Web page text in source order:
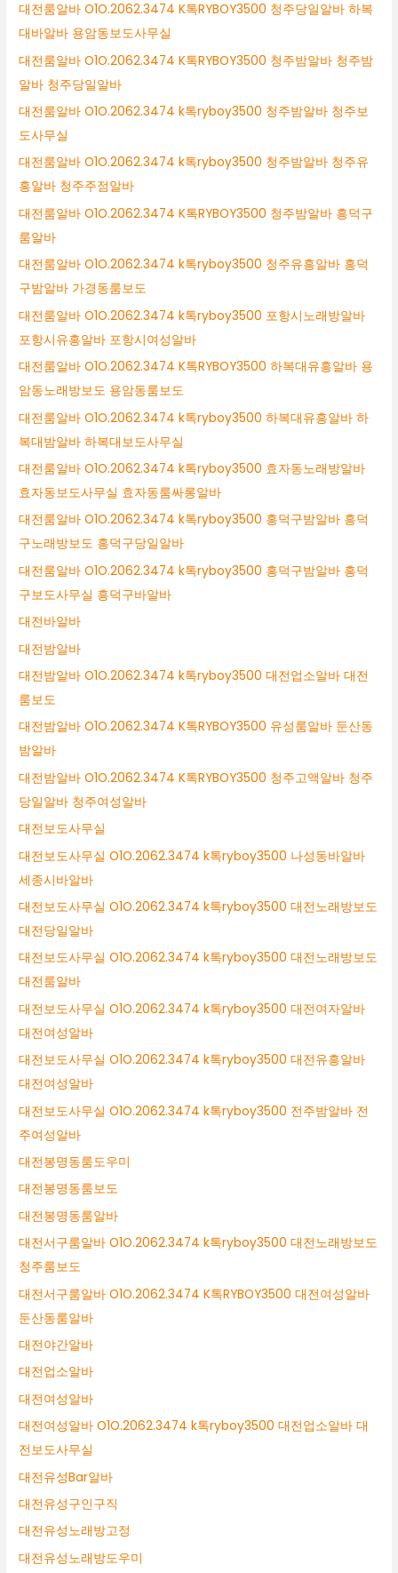
대전룸알바 O1O.2062.3474 K톡RYBOY3500 청주당일알바 하복
대바알바 용암동보도사무실
대전룸알바 O1O.2062.3474 K톡RYBOY3500 청주밤알바 청주밤
알바 청주당일알바
대전룸알바 O1O.2062.3474 k톡ryboy3500 청주밤알바 청주보
도사무실
대전룸알바 O1O.2062.3474 k톡ryboy3500 청주밤알바 청주유
흥알바 청주주점알바
대전룸알바 O1O.2062.3474 K톡RYBOY3500 청주밤알바 흥덕구
룸알바
대전룸알바 O1O.2062.3474 k톡ryboy3500 청주유흥알바 흥덕
구밤알바 가경동룸보도
대전룸알바 O1O.2062.3474 k톡ryboy3500 포항시노래방알바
포항시유흥알바 포항시여성알바
대전룸알바 O1O.2062.3474 K톡RYBOY3500 하복대유흥알바 용
암동노래방보도 용암동룸보도
대전룸알바 O1O.2062.3474 k톡ryboy3500 하복대유흥알바 하
복대밤알바 하복대보도사무실
대전룸알바 O1O.2062.3474 k톡ryboy3500 효자동노래방알바
효자동보도사무실 효자동룸싸롱알바
대전룸알바 O1O.2062.3474 k톡ryboy3500 흥덕구밤알바 흥덕
구노래방보도 흥덕구당일알바
대전룸알바 O1O.2062.3474 k톡ryboy3500 흥덕구밤알바 흥덕
구보도사무실 흥덕구바알바
대전바알바
대전밤알바
대전밤알바 O1O.2062.3474 k톡ryboy3500 대전업소알바 대전
룸보도
대전밤알바 O1O.2062.3474 K톡RYBOY3500 유성룸알바 둔산동
밤알바
대전밤알바 O1O.2062.3474 K톡RYBOY3500 청주고액알바 청주
당일알바 청주여성알바
대전보도사무실
대전보도사무실 O1O.2062.3474 k톡ryboy3500 나성동바알바
세종시바알바
대전보도사무실 O1O.2062.3474 k톡ryboy3500 대전노래방보도
대전당일알바
대전보도사무실 O1O.2062.3474 k톡ryboy3500 대전노래방보도
대전룸알바
대전보도사무실 O1O.2062.3474 k톡ryboy3500 대전여자알바
대전여성알바
대전보도사무실 O1O.2062.3474 k톡ryboy3500 대전유흥알바
대전여성알바
대전보도사무실 O1O.2062.3474 k톡ryboy3500 전주밤알바 전
주여성알바
대전봉명동룸도우미
대전봉명동룸보도
대전봉명동룸알바
대전서구룸알바 O1O.2062.3474 k톡ryboy3500 대전노래방보도
청주룸보도
대전서구룸알바 O1O.2062.3474 K톡RYBOY3500 대전여성알바
둔산동룸알바
대전야간알바
대전업소알바
대전여성알바
대전여성알바 O1O.2062.3474 k톡ryboy3500 대전업소알바 대
전보도사무실
대전유성Bar알바
대전유성구인구직
대전유성노래방고정
대전유성노래방도우미